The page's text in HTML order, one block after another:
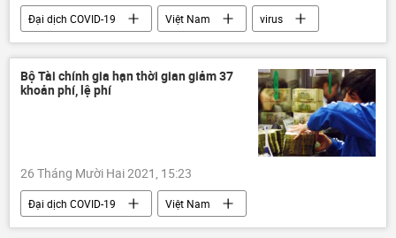
Đại dịch COVID-19 Việt Nam
virus
Vaccine
Bộ Y Tế Việt Nam
Phạm Minh Chính
Bộ Tài chính gia hạn thời gian giảm 37
khoản phí, lệ phí
26 Tháng Mười Hai 2021, 15:23
Đại dịch COVID-19
Việt Nam
Kinh doanh
Kinh tế